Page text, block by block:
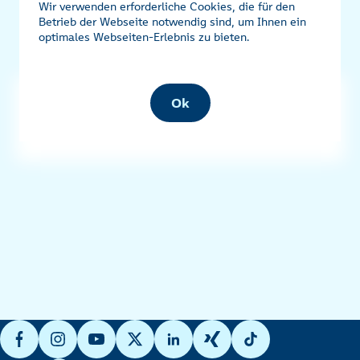
Wir verwenden erforderliche Cookies, die für den
Betrieb der Webseite notwendig sind, um Ihnen ein
optimales Webseiten-Erlebnis zu bieten.
Ok